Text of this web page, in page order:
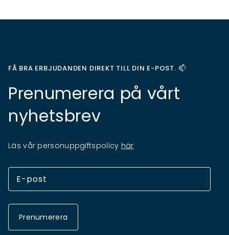
FÅ BRA ERBJUDANDEN DIREKT TILL DIN E-POST. 📫
Prenumerera på vårt
nyhetsbrev
Läs vår personuppgiftspolicy här
Prenumerera